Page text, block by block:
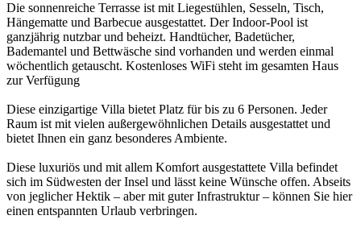
Die sonnenreiche Terrasse ist mit Liegestühlen, Sesseln, Tisch,
Hängematte und Barbecue ausgestattet. Der Indoor-Pool ist
ganzjährig nutzbar und beheizt. Handtücher, Badetücher,
Bademantel und Bettwäsche sind vorhanden und werden einmal
wöchentlich getauscht. Kostenloses WiFi steht im gesamten Haus
zur Verfügung
Diese einzigartige Villa bietet Platz für bis zu 6 Personen. Jeder
Raum ist mit vielen außergewöhnlichen Details ausgestattet und
bietet Ihnen ein ganz besonderes Ambiente.
Diese luxuriös und mit allem Komfort ausgestattete Villa befindet
sich im Südwesten der Insel und lässt keine Wünsche offen. Abseits
von jeglicher Hektik – aber mit guter Infrastruktur – können Sie hier
einen entspannten Urlaub verbringen.